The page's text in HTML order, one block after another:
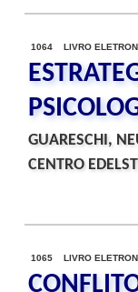
1064 LIVRO
GUARESCHI,
CENTRO
1065 LIVRO